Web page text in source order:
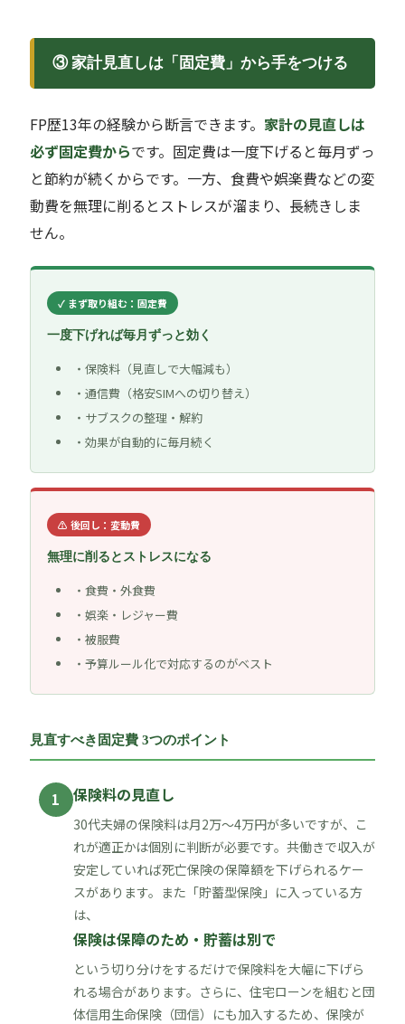
③ 家計見直しは「固定費」から手をつける
FP歴13年の経験から断言できます。 家計の見直しは
必ず固定費からです。固定費は一度下げると毎月ずっ
と節約が続くからです。一方、食費や娯楽費などの変
動費を無理に削るとストレスが溜まり、長続きしま
せん。
✓ まず取り組む：固定費
一度下げれば毎月ずっと効く
保険料（見直しで大幅減も）
通信費（格安SIMへの切り替え）
サブスクの整理・解約
効果が自動的に毎月続く
⚠ 後回し：変動費
無理に削るとストレスになる
食費・外食費
娯楽・レジャー費
被服費
予算ルール化で対応するのがベスト
見直すべき固定費 3つのポイント
1 保険料の見直し
30代夫婦の保険料は月2万〜4万円が多いですが、こ
れが適正かは個別に判断が必要です。共働きで収入が
安定していれば死亡保険の保障額を下げられるケー
スがあります。また「貯蓄型保険」に入っている方
は、
保険は保障のため・貯蓄は別で
という切り分けをするだけで保険料を大幅に下げら
れる場合があります。さらに、住宅ローンを組むと団
体信用生命保険（団信）にも加入するため、保険が